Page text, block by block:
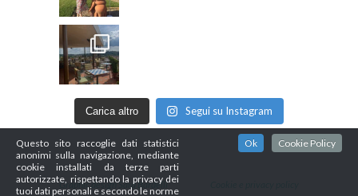
Carica altro Segui su Instagram
Graphic design Sara Bardelli
Questo sito raccoglie dati statistici
anonimi sulla navigazione, mediante
cookie installati da terze parti
autorizzate, rispettando la privacy dei
tuoi dati personali e secondo le norme
Ok Cookie Policy